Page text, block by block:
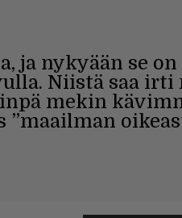
ja nykyään se
Niistä saa irti
mekin